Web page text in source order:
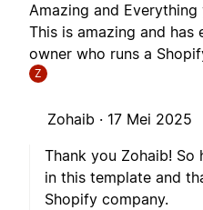
Amazing and Everything
This is amazing and has
owner who runs a
Z
Zohaib · 17 Mei 2025
Thank you Zohaib!
in this template and
Shopify company.